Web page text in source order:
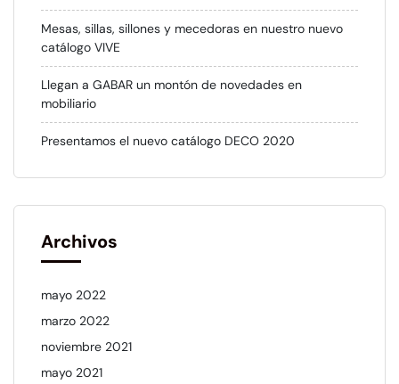
Mesas, sillas, sillones y mecedoras en nuestro nuevo
catálogo VIVE
Llegan a GABAR un montón de novedades en
mobiliario
Presentamos el nuevo catálogo DECO 2020
Archivos
mayo 2022
marzo 2022
noviembre 2021
mayo 2021